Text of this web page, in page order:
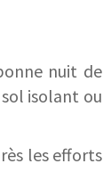
nuit de
isolant ou
les efforts